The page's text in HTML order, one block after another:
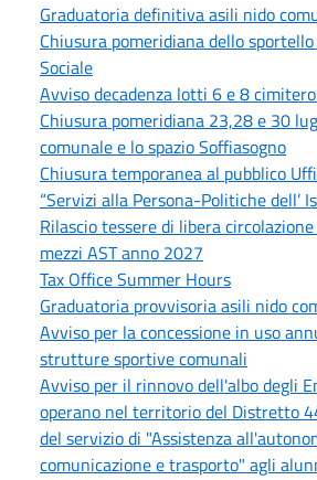
Graduatoria definitiva asili nido
Chiusura pomeridiana dello
Sociale
Avviso decadenza lotti 6 e 8
Chiusura pomeridiana 23,28 e 30
comunale e lo spazio Soffiasogno
Chiusura temporanea al pubblico
“Servizi alla Persona-Politiche dell’
Rilascio tessere di libera
mezzi AST anno 2027
Tax Office Summer Hours
Graduatoria provvisoria asili nido
Avviso per la concessione in uso
strutture sportive comunali
Avviso per il rinnovo dell'albo degli
operano nel territorio del Distretto
del servizio di "Assistenza
comunicazione e trasporto" agli